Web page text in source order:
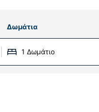
Δωμάτια
1 Δωμάτιο